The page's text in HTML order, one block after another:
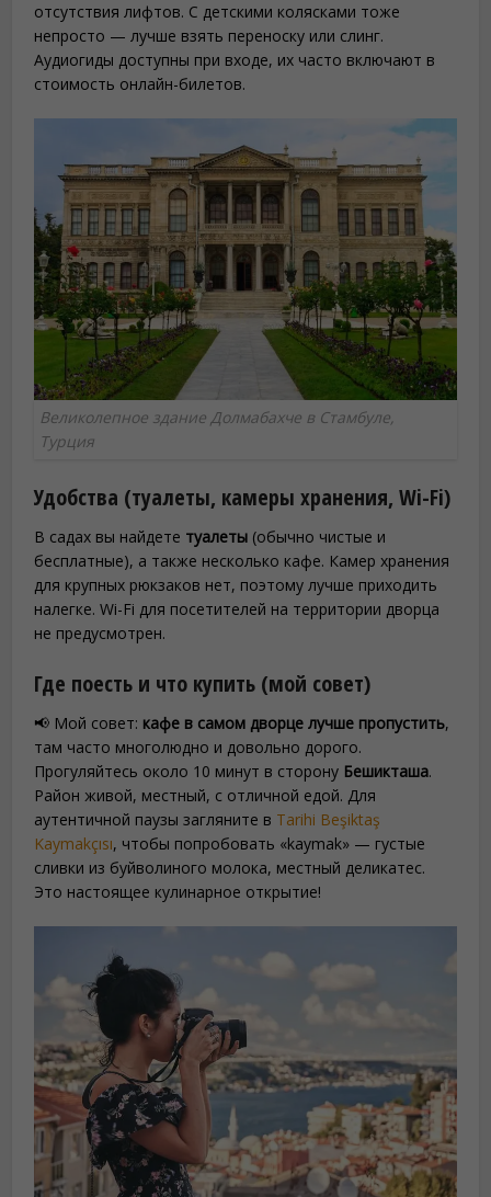
отсутствия лифтов. С детскими колясками тоже
непросто — лучше взять переноску или слинг.
Аудиогиды доступны при входе, их часто включают в
стоимость онлайн-билетов.
Великолепное здание Долмабахче в Стамбуле,
Турция
Удобства (туалеты, камеры хранения, Wi-Fi)
В садах вы найдете туалеты (обычно чистые и
бесплатные), а также несколько кафе. Камер хранения
для крупных рюкзаков нет, поэтому лучше приходить
налегке. Wi-Fi для посетителей на территории дворца
не предусмотрен.
Где поесть и что купить (мой совет)
📢 Мой совет: кафе в самом дворце лучше пропустить,
там часто многолюдно и довольно дорого.
Прогуляйтесь около 10 минут в сторону Бешикташа.
Район живой, местный, с отличной едой. Для
аутентичной паузы загляните в Tarihi Beşiktaş
Kaymakçısı, чтобы попробовать «kaymak» — густые
сливки из буйволиного молока, местный деликатес.
Это настоящее кулинарное открытие!